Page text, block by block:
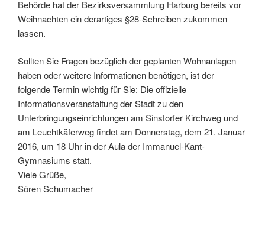
Behörde hat der Bezirksversammlung Harburg bereits vor
Weihnachten ein derartiges §28-Schreiben zukommen
lassen.
Sollten Sie Fragen bezüglich der geplanten Wohnanlagen
haben oder weitere Informationen benötigen, ist der
folgende Termin wichtig für Sie: Die offizielle
Informationsveranstaltung der Stadt zu den
Unterbringungseinrichtungen am Sinstorfer Kirchweg und
am Leuchtkäferweg findet am Donnerstag, dem 21. Januar
2016, um 18 Uhr in der Aula der Immanuel-Kant-
Gymnasiums statt.
Viele Grüße,
Sören Schumacher